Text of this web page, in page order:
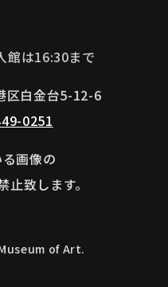
館は16:30まで
区白金台5-12-6
0251
画像の
致します。
of Art.